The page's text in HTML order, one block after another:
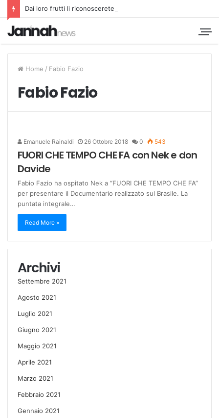
Dai loro frutti li riconoscerete
Home / Fabio Fazio
Fabio Fazio
Emanuele Rainaldi 26 Ottobre 2018 0 543
FUORI CHE TEMPO CHE FA con Nek e don
Davide
Fabio Fazio ha ospitato Nek a “FUORI CHE TEMPO CHE FA”
per presentare il Documentario realizzato sul Brasile. La
puntata integrale…
Read More »
Archivi
Settembre 2021
Agosto 2021
Luglio 2021
Giugno 2021
Maggio 2021
Aprile 2021
Marzo 2021
Febbraio 2021
Gennaio 2021